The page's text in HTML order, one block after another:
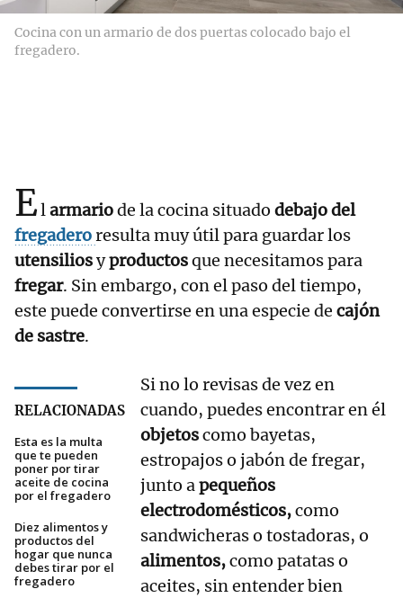
Cocina con un armario de dos puertas colocado bajo el
fregadero.
Elarmariode la cocina situado debajo del
fregaderoresulta muy útil para guardar los
utensiliosyproductosque necesitamos para
fregar. Sin embargo, con el paso del tiempo,
este puede convertirse en una especie de cajón
de sastre.
RELACIONADAS
Esta es la multa
que te pueden
poner por tirar
aceite de cocina
por el fregadero
Diez alimentos y
productos del
hogar que nunca
debes tirar por el
fregadero
Si no lo revisas de vez en
cuando, puedes encontrar en él
objetoscomo bayetas,
estropajos o jabón de fregar,
junto apequeños
electrodomésticos,como
sandwicheras o tostadoras, o
alimentos,como patatas o
aceites, sin entender bien